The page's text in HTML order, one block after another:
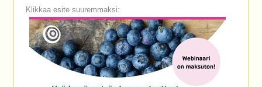
Klikkaa esite suuremmaksi: